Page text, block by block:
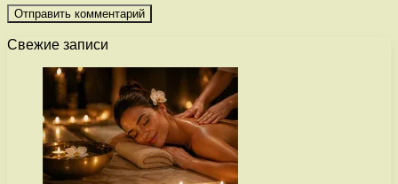
Свежие записи